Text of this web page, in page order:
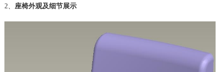
2、 座椅外观及细节展示